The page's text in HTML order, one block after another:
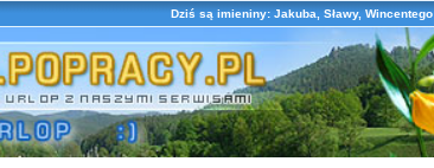
Dziś są imieniny: Jakuba, Sławy, Wincentego